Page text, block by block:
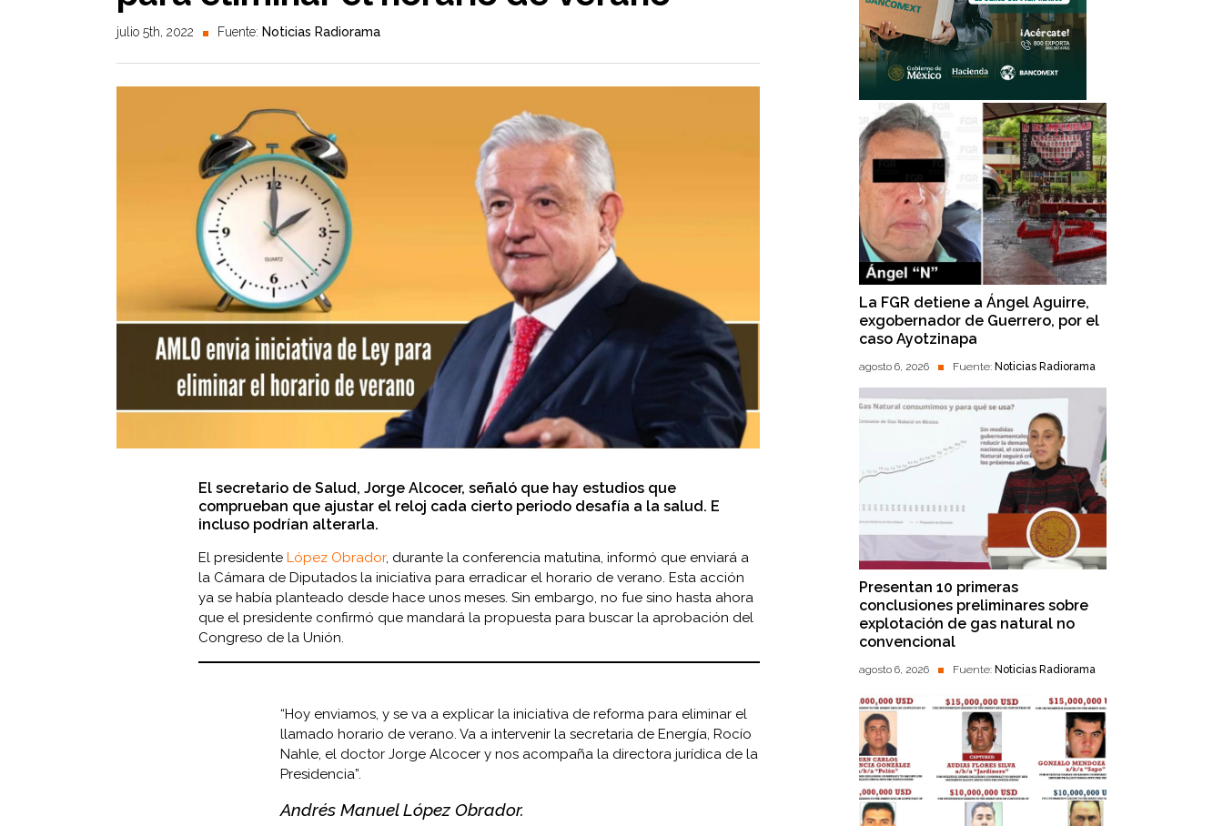
julio 5th, 2022 Fuente: Noticias Radiorama
El secretario de Salud, Jorge Alcocer, señaló que hay estudios que
comprueban que ajustar el reloj cada cierto periodo desafía a la salud. E
incluso podrían alterarla.
El presidente López Obrador, durante la conferencia matutina, informó que enviará a
la Cámara de Diputados la iniciativa para erradicar el horario de verano. Esta acción
ya se había planteado desde hace unos meses. Sin embargo, no fue sino hasta ahora
que el presidente confirmó que mandará la propuesta para buscar la aprobación del
Congreso de la Unión.
“Hoy enviamos, y se va a explicar la iniciativa de reforma para eliminar el
llamado horario de verano. Va a intervenir la secretaria de Energía, Rocío
Nahle, el doctor Jorge Alcocer y nos acompaña la directora jurídica de la
Presidencia”.
Andrés Manuel López Obrador.
La FGR detiene a Ángel Aguirre,
exgobernador de Guerrero, por el
caso Ayotzinapa
agosto 6, 2026 Fuente: Noticias Radiorama
Presentan 10 primeras
conclusiones preliminares sobre
explotación de gas natural no
convencional
agosto 6, 2026 Fuente: Noticias Radiorama